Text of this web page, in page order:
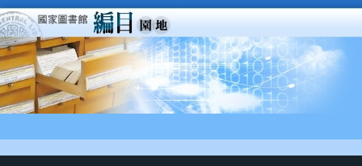
移至主內容